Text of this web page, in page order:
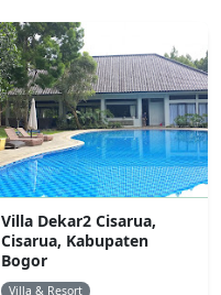
Villa Dekar2 Cisarua,
Cisarua, Kabupaten
Bogor
Villa & Resort